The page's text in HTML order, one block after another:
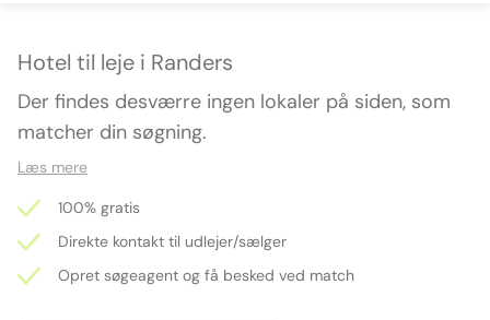
Hotel til leje i Randers
Der findes desværre ingen lokaler på siden, som
matcher din søgning.
Læs mere
100% gratis
Direkte kontakt til udlejer/sælger
Opret søgeagent og få besked ved match